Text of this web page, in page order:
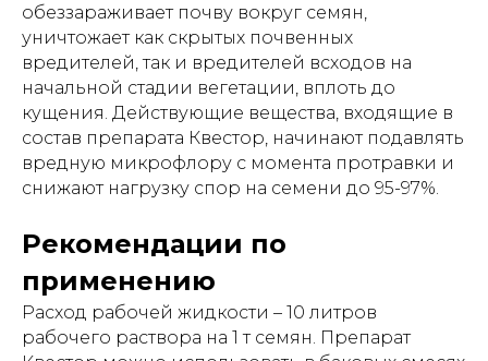
обеззараживает почву вокруг семян,
уничтожает как скрытых почвенных
вредителей, так и вредителей всходов на
начальной стадии вегетации, вплоть до
кущения. Действующие вещества, входящие в
состав препарата Квестор, начинают подавлять
вредную микрофлору с момента протравки и
снижают нагрузку спор на семени до 95-97%.
Рекомендации по
применению
Расход рабочей жидкости – 10 литров
рабочего раствора на 1 т семян. Препарат